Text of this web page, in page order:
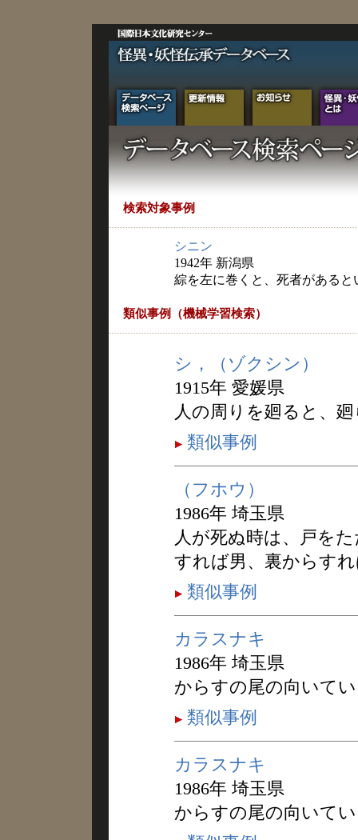
検索対象事例
シニン
1942年 新潟県
綜を左に巻くと、死者があると
類似事例（機械学習検索）
シ，（ゾクシン）
1915年 愛媛県
人の周りを廻ると、
類似事例
（フホウ）
1986年 埼玉県
人が死ぬ時は、戸を
すれば男、裏からす
類似事例
カラスナキ
1986年 埼玉県
からすの尾の向いて
類似事例
カラスナキ
1986年 埼玉県
からすの尾の向いて